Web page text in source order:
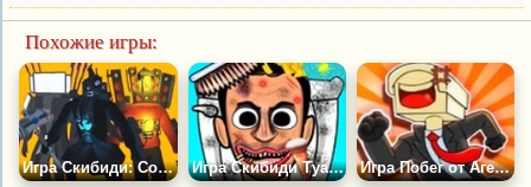
Похожие игры:
Игра Скибиди: Соревнование Титанов Игра Скибиди Туалет: Make up Salon Playtime Игра Побег от Агентов: Битва Скибиди